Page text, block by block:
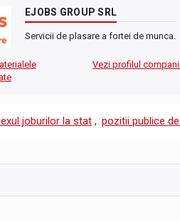
EJOBS GROUP SRL
Servicii de plasare a fortei de munca.
Vezi profilul
joburilor la stat , pozitii publice